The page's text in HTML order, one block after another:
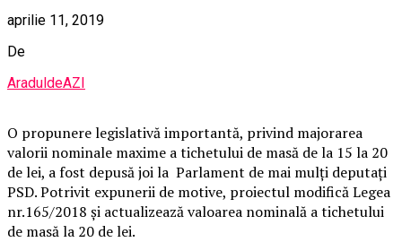
aprilie 11, 2019
De
AraduldeAZI
O propunere legislativă importantă, privind majorarea
valorii nominale maxime a tichetului de masă de la 15 la 20
de lei, a fost depusă joi la Parlament de mai mulţi deputaţi
PSD. Potrivit expunerii de motive, proiectul modifică Legea
nr.165/2018 şi actualizează valoarea nominală a tichetului
de masă la 20 de lei.